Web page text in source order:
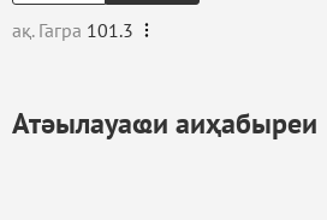
ақ. Гагра 101.3
Атәылауаҩи аиҳабыреи